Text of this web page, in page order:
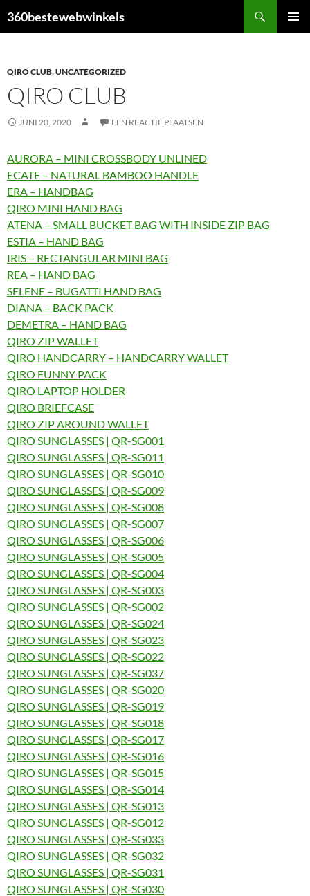
naar
360bestewebwinkels
QIRO CLUB,UNCATEGORIZED
QIRO CLUB
JUNI 20, 2020 EEN REACTIE PLAATSEN
AURORA – MINI CROSSBODY UNLINED
ECATE – NATURAL BAMBOO HANDLE
ERA – HANDBAG
QIRO MINI HAND BAG
ATENA – SMALL BUCKET BAG WITH INSIDE ZIP BAG
ESTIA – HAND BAG
IRIS – RECTANGULAR MINI BAG
REA – HAND BAG
SELENE – BUGATTI HAND BAG
DIANA – BACK PACK
DEMETRA – HAND BAG
QIRO ZIP WALLET
QIRO HANDCARRY – HANDCARRY WALLET
QIRO FUNNY PACK
QIRO LAPTOP HOLDER
QIRO BRIEFCASE
QIRO ZIP AROUND WALLET
QIRO SUNGLASSES | QR-SG001
QIRO SUNGLASSES | QR-SG011
QIRO SUNGLASSES | QR-SG010
QIRO SUNGLASSES | QR-SG009
QIRO SUNGLASSES | QR-SG008
QIRO SUNGLASSES | QR-SG007
QIRO SUNGLASSES | QR-SG006
QIRO SUNGLASSES | QR-SG005
QIRO SUNGLASSES | QR-SG004
QIRO SUNGLASSES | QR-SG003
QIRO SUNGLASSES | QR-SG002
QIRO SUNGLASSES | QR-SG024
QIRO SUNGLASSES | QR-SG023
QIRO SUNGLASSES | QR-SG022
QIRO SUNGLASSES | QR-SG037
QIRO SUNGLASSES | QR-SG020
QIRO SUNGLASSES | QR-SG019
QIRO SUNGLASSES | QR-SG018
QIRO SUNGLASSES | QR-SG017
QIRO SUNGLASSES | QR-SG016
QIRO SUNGLASSES | QR-SG015
QIRO SUNGLASSES | QR-SG014
QIRO SUNGLASSES | QR-SG013
QIRO SUNGLASSES | QR-SG012
QIRO SUNGLASSES | QR-SG033
QIRO SUNGLASSES | QR-SG032
QIRO SUNGLASSES | QR-SG031
QIRO SUNGLASSES | QR-SG030